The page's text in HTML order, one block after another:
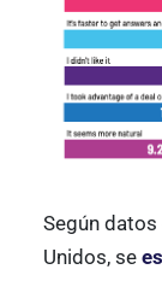
Según
Unidos, se